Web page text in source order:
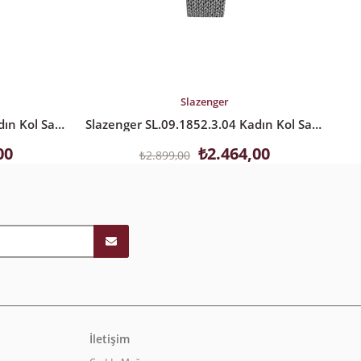
Slazenger SL.09.1853.3.03 Kadın Kol Saati
Slazenger
Slazenger SL.09.1852.3.04 Kadın Kol Saati
₺2.464,00
₺2.899,00
İletişim